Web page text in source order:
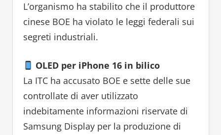
L’organismo ha stabilito che il produttore
cinese BOE ha violato le leggi federali sui
segreti industriali.
OLED per iPhone 16 in bilico
La ITC ha accusato BOE e sette delle sue
controllate di aver utilizzato
indebitamente informazioni riservate di
Samsung Display per la produzione di